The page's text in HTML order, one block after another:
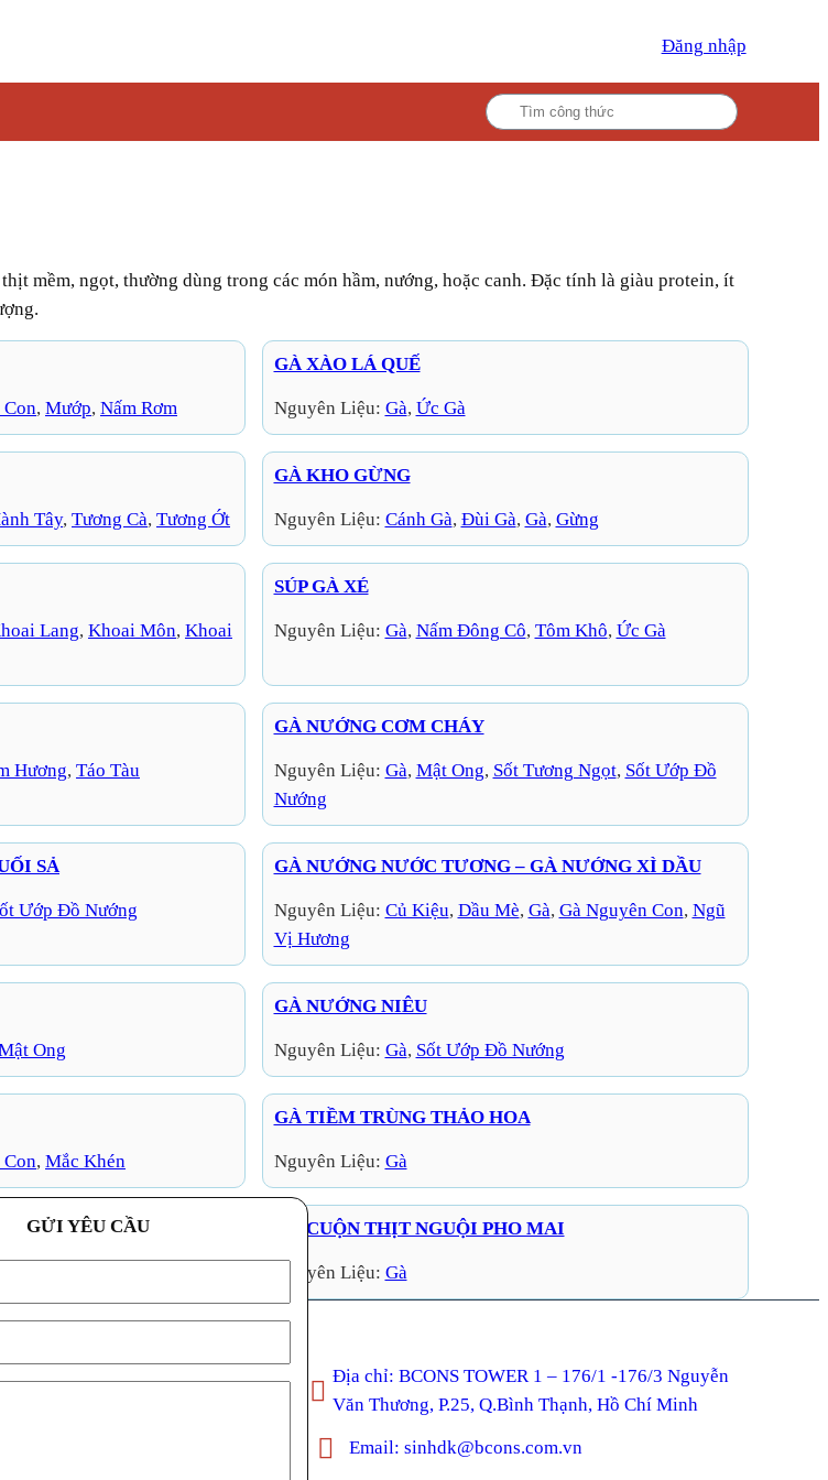
Đăng nhập
Con, Mướp, Nấm Rơm
GÀ XÀO LÁ QUẾ
Nguyên Liệu: Gà, Ức Gà
Tây, Tương Cà, Tương Ớt
GÀ KHO GỪNG
Nguyên Liệu: Cánh Gà, Đùi Gà, Gà, Gừng
Lang, Khoai Môn, Khoai
SÚP GÀ XÉ
Nguyên Liệu: Gà, Nấm Đông Cô, Tôm Khô, Ức Gà
Hương, Táo Tàu
GÀ NƯỚNG CƠM CHÁY
Nguyên Liệu: Gà, Mật Ong, Sốt Tương Ngọt, Sốt Ướp Đồ
Nướng
SẢ
Ướp Đồ Nướng
GÀ NƯỚNG NƯỚC TƯƠNG – GÀ NƯỚNG XÌ DẦU
Nguyên Liệu: Củ Kiệu, Dầu Mè, Gà, Gà Nguyên Con, Ngũ
Vị Hương
Ong
GÀ NƯỚNG NIÊU
Nguyên Liệu: Gà, Sốt Ướp Đồ Nướng
Con, Mắc Khén
GÀ TIỀM TRÙNG THẢO HOA
Nguyên Liệu: Gà
GÀ CUỘN THỊT NGUỘI PHO MAI
Nguyên Liệu: Gà
GỬI YÊU CẦU
Địa chỉ: BCONS TOWER 1 – 176/1 -176/3 Nguyễn
Văn Thương, P.25, Q.Bình Thạnh, Hồ Chí Minh
Email: sinhdk@bcons.com.vn